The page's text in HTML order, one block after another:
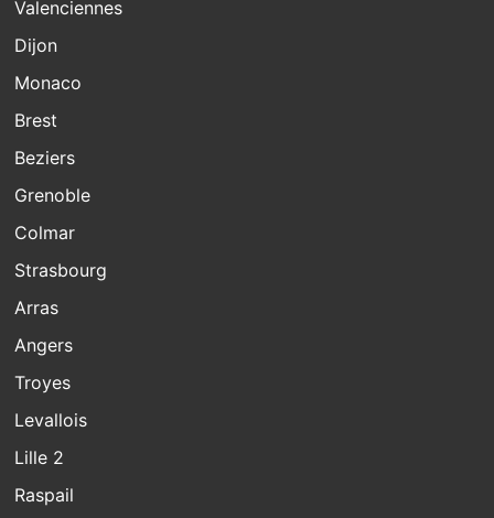
Valenciennes
Dijon
Monaco
Brest
Beziers
Grenoble
Colmar
Strasbourg
Arras
Angers
Troyes
Levallois
Lille 2
Raspail